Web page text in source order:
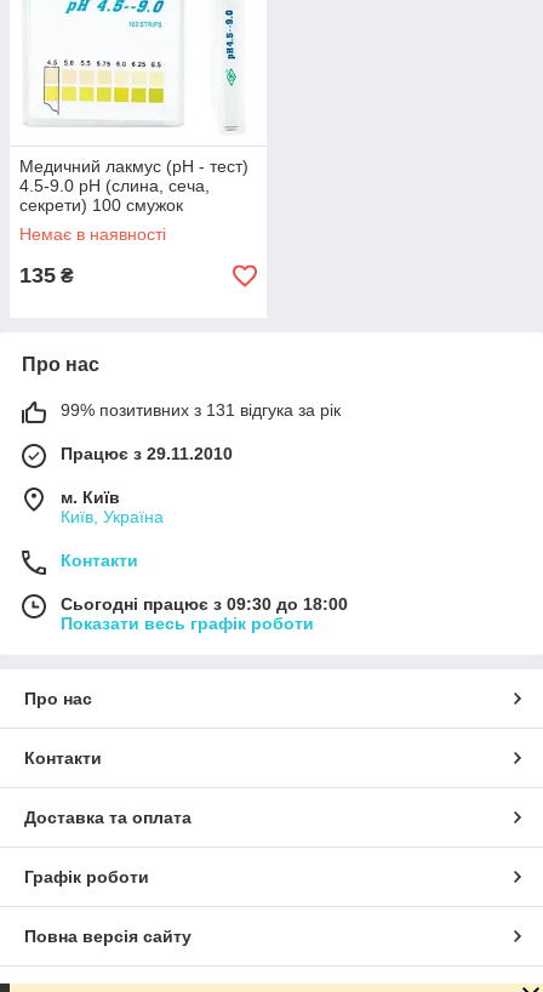
Медичний лакмус (рН - тест)
4.5-9.0 рН (слина, сеча,
секрети) 100 смужок
Немає в наявності
135 ₴
Про нас
99% позитивних з 131 відгука за рік
Працює з 29.11.2010
м. Київ
Київ, Україна
Контакти
Сьогодні працює з 09:30 до 18:00
Показати весь графік роботи
Про нас
Контакти
Доставка та оплата
Графік роботи
Повна версія сайту